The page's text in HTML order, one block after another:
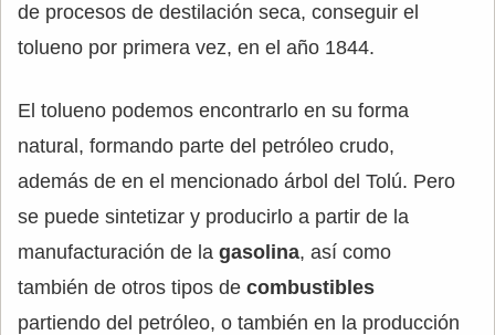
de procesos de destilación seca, conseguir el
tolueno por primera vez, en el año 1844.
El tolueno podemos encontrarlo en su forma
natural, formando parte del petróleo crudo,
además de en el mencionado árbol del Tolú. Pero
se puede sintetizar y producirlo a partir de la
manufacturación de la gasolina, así como
también de otros tipos de combustibles
partiendo del petróleo, o también en la producción